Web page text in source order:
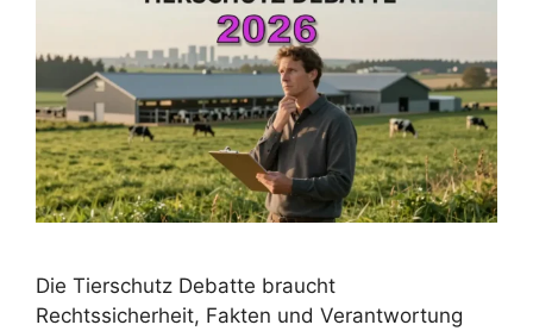
Die Tierschutz Debatte braucht
Rechtssicherheit, Fakten und Verantwortung